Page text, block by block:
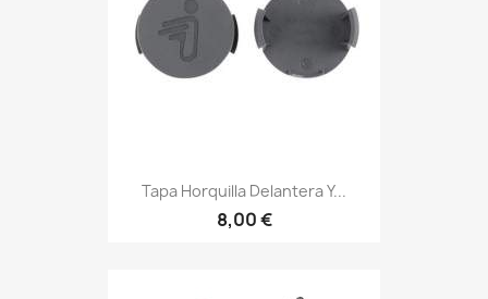
Tapa Horquilla Delantera Y...
8,00 €